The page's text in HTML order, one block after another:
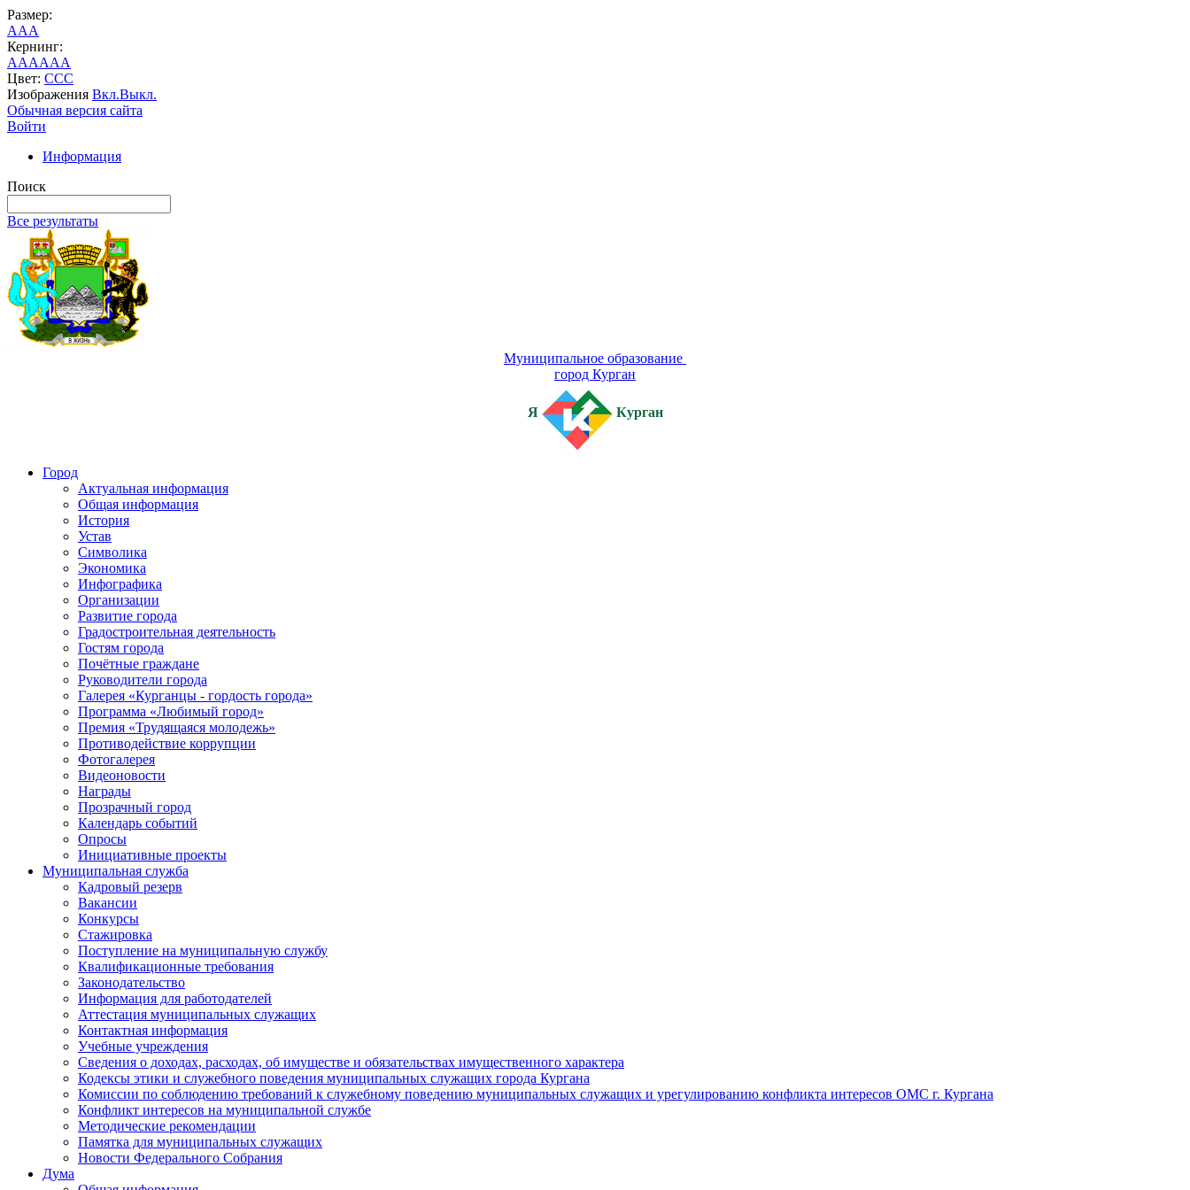
Размер:
AAA
Кернинг:
AAAAAA
Цвет: CCC
Изображения Вкл.Выкл.
Обычная версия сайта
Войти
Информация
Поиск
Все результаты
Муниципальное образование
город Курган
Я Курган
Город
Актуальная информация
Общая информация
История
Устав
Символика
Экономика
Инфографика
Организации
Развитие города
Градостроительная деятельность
Гостям города
Почётные граждане
Руководители города
Галерея «Курганцы - гордость города»
Программа «Любимый город»
Премия «Трудящаяся молодежь»
Противодействие коррупции
Фотогалерея
Видеоновости
Награды
Прозрачный город
Календарь событий
Опросы
Инициативные проекты
Муниципальная служба
Кадровый резерв
Вакансии
Конкурсы
Стажировка
Поступление на муниципальную службу
Квалификационные требования
Законодательство
Информация для работодателей
Аттестация муниципальных служащих
Контактная информация
Учебные учреждения
Сведения о доходах, расходах, об имуществе и обязательствах имущественного характера
Кодексы этики и служебного поведения муниципальных служащих города Кургана
Комиссии по соблюдению требований к служебному поведению муниципальных служащих и урегулированию конфликта интересов ОМС г. Кургана
Конфликт интересов на муниципальной службе
Методические рекомендации
Памятка для муниципальных служащих
Новости Федерального Cобрания
Дума